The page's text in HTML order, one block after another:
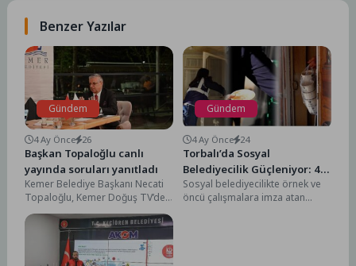
Benzer Yazılar
Gündem
4 Ay Önce 26
Başkan Topaloğlu canlı
yayında soruları yanıtladı
Kemer Belediye Başkanı Necati
Topaloğlu, Kemer Doğuş TV’de
canlı yayın konuğu olarak
Gazeteci Murat Gündüz’ün...
Gündem
4 Ay Önce 24
Torbalı’da Sosyal
Belediyecilik Güçleniyor: 45
Bin Öğünlük Dayanışma
Sosyal belediyecilikte örnek ve
öncü çalışmalara imza atan